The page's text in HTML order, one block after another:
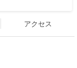
アクセス